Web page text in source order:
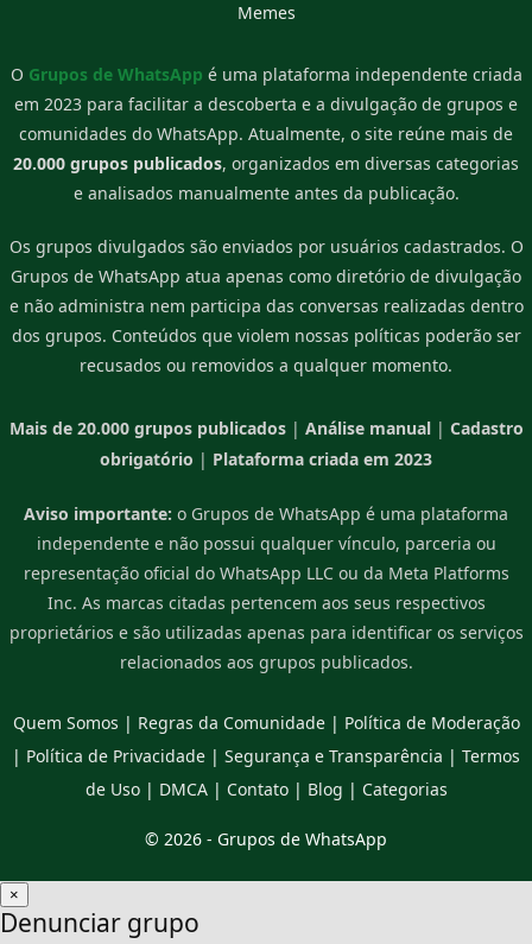
Memes
O Grupos de WhatsApp é uma plataforma independente criada
em 2023 para facilitar a descoberta e a divulgação de grupos e
comunidades do WhatsApp. Atualmente, o site reúne mais de
20.000 grupos publicados, organizados em diversas categorias
e analisados manualmente antes da publicação.
Os grupos divulgados são enviados por usuários cadastrados. O
Grupos de WhatsApp atua apenas como diretório de divulgação
e não administra nem participa das conversas realizadas dentro
dos grupos. Conteúdos que violem nossas políticas poderão ser
recusados ou removidos a qualquer momento.
Mais de 20.000 grupos publicados| Análise manual| Cadastro
obrigatório | Plataforma criada em 2023
Aviso importante: o Grupos de WhatsApp é uma plataforma
independente e não possui qualquer vínculo, parceria ou
representação oficial do WhatsApp LLC ou da Meta Platforms
Inc. As marcas citadas pertencem aos seus respectivos
proprietários e são utilizadas apenas para identificar os serviços
relacionados aos grupos publicados.
Quem Somos | Regras da Comunidade| Política de Moderação
| Política de Privacidade | Segurança e Transparência | Termos
de Uso| DMCA| Contato| Blog | Categorias
© 2026 - Grupos de WhatsApp
×
Denunciar grupo